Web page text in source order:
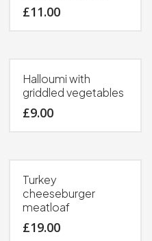
£11.00
Halloumi with
griddled vegetables
£9.00
Turkey
cheeseburger
meatloaf
£19.00